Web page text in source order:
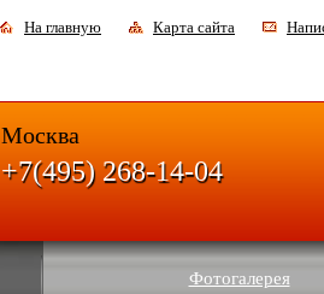
На главную Карта сайта
Фотогалерея
Москва
+7(495) 268-14-04